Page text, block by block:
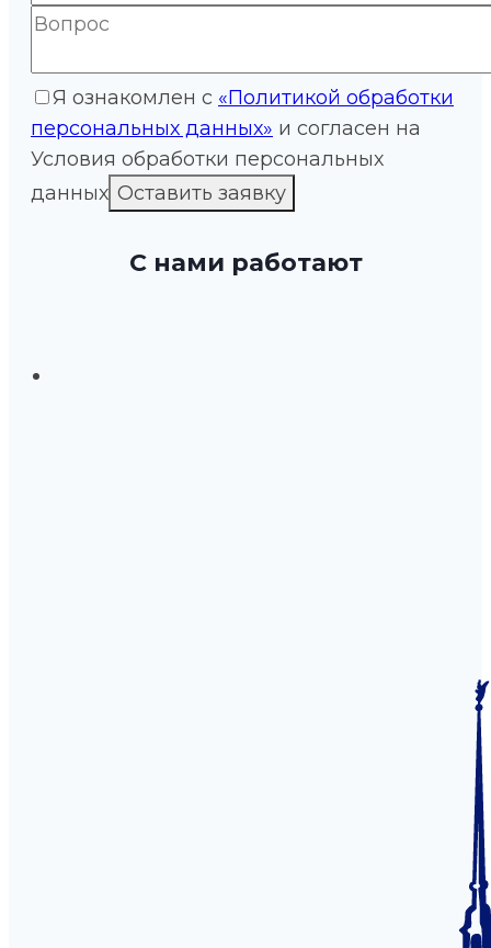
Я ознакомлен с «Политикой обработки
персональных данных» и согласен на
Условия обработки персональных
данных
С нами работают